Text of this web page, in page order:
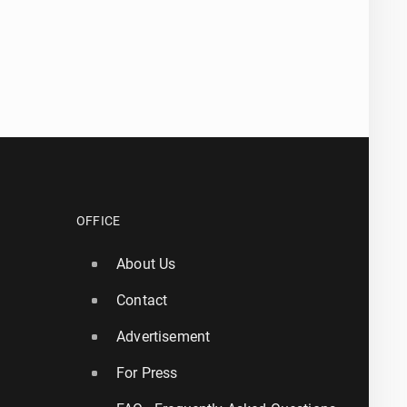
OFFICE
About Us
Contact
Advertisement
For Press